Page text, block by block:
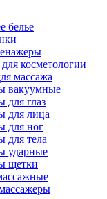
белье
косметологии
массажа
вакуумные
для глаз
для лица
для ног
для тела
ударные
щетки